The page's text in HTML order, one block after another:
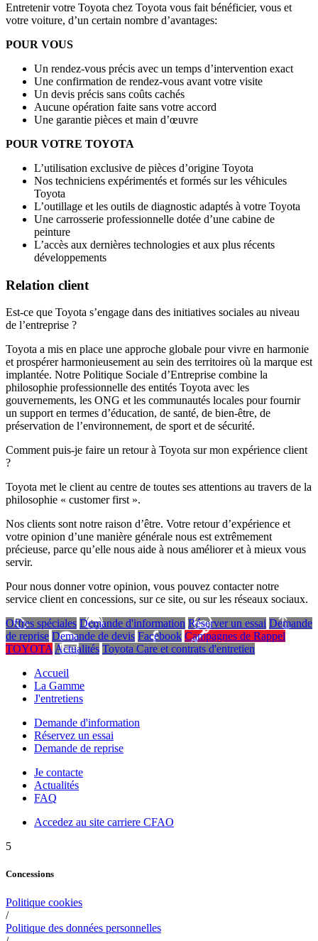
Entretenir votre Toyota chez Toyota vous fait bénéficier, vous et
votre voiture, d’un certain nombre d’avantages:
POUR VOUS
Un rendez-vous précis avec un temps d’intervention exact
Une confirmation de rendez-vous avant votre visite
Un devis précis sans coûts cachés
Aucune opération faite sans votre accord
Une garantie pièces et main d’œuvre
POUR VOTRE TOYOTA
L’utilisation exclusive de pièces d’origine Toyota
Nos techniciens expérimentés et formés sur les véhicules
Toyota
L’outillage et les outils de diagnostic adaptés à votre Toyota
Une carrosserie professionnelle dotée d’une cabine de
peinture
L’accès aux dernières technologies et aux plus récents
développements
Relation client
Est-ce que Toyota s’engage dans des initiatives sociales au niveau
de l’entreprise ?
Toyota a mis en place une approche globale pour vivre en harmonie
et prospérer harmonieusement au sein des territoires où la marque est
implantée. Notre Politique Sociale d’Entreprise combine la
philosophie professionnelle des entités Toyota avec les
gouvernements, les ONG et les communautés locales pour fournir
un support en termes d’éducation, de santé, de bien-être, de
préservation de l’environnement, de sport et de sécurité.
Comment puis-je faire un retour à Toyota sur mon expérience client
?
Toyota met le client au centre de toutes ses attentions au travers de la
philosophie « customer first ».
Nos clients sont notre raison d’être. Votre retour d’expérience et
votre opinion d’une manière générale nous est extrêmement
précieuse, parce qu’elle nous aide à nous améliorer et à mieux vous
servir.
Pour nous donner votre opinion, vous pouvez contacter notre
service client en concessions, sur ce site, ou sur les réseaux sociaux.
Offres spéciales Demande d'information Réserver un essai Demande
de reprise Demande de devis Facebook Campagnes de Rappel
TOYOTA Actualités Toyota Care et contrats d'entretien
Accueil
La Gamme
J'entretiens
Demande d'information
Réservez un essai
Demande de reprise
Je contacte
Actualités
FAQ
Accedez au site carriere CFAO
5
Concessions
Politique cookies
/
Politique des données personnelles